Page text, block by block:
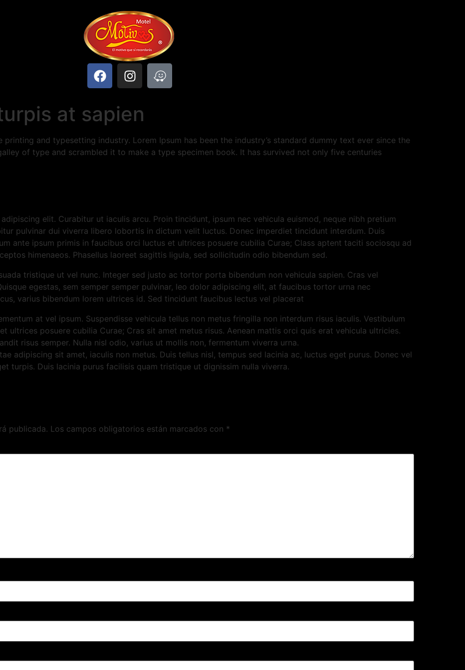
at sapien
and typesetting industry. Lorem Ipsum has been the industry’s standard dummy text ever since the
of type and scrambled it to make a type specimen book. It has survived not only five centuries
elit. Curabitur ut iaculis arcu. Proin tincidunt, ipsum nec vehicula euismod, neque nibh pretium
pulvinar dui viverra libero lobortis in dictum velit luctus. Donec imperdiet tincidunt interdum. Duis
ante ipsum primis in faucibus orci luctus et ultrices posuere cubilia Curae; Class aptent taciti sociosqu ad
himenaeos. Phasellus laoreet sagittis ligula, sed sollicitudin odio bibendum sed.
tristique ut vel nunc. Integer sed justo ac tortor porta bibendum non vehicula sapien. Cras vel
egestas, sem semper semper pulvinar, leo dolor adipiscing elit, at faucibus tortor urna nec
varius bibendum lorem ultrices id. Sed tincidunt faucibus lectus vel placerat
at vel ipsum. Suspendisse vehicula tellus non metus fringilla non interdum risus iaculis. Vestibulum
ultrices posuere cubilia Curae; Cras sit amet metus risus. Aenean mattis orci quis erat vehicula ultricies.
risus semper. Nulla nisl odio, varius ut mollis non, fermentum viverra urna.
adipiscing sit amet, iaculis non metus. Duis tellus nisl, tempus sed lacinia ac, luctus eget purus. Donec vel
turpis. Duis lacinia purus facilisis quam tristique ut dignissim nulla viverra.
publicada. Los campos obligatorios están marcados con *